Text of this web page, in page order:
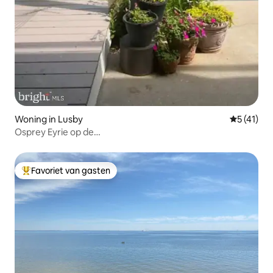
Woning in Lusby
5 (41)
Osprey Eyrie op de
Topfavoriet van gasten
Favoriet van gasten